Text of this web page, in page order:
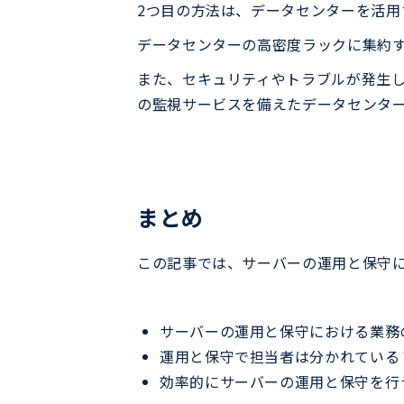
2つ目の方法は、データセンターを活
データセンターの高密度ラックに集約
また、セキュリティやトラブルが発生
の監視サービスを備えたデータセンタ
まとめ
この記事では、サーバーの運用と保守
サーバーの運用と保守における業
運用と保守で担当者は分かれている
効率的にサーバーの運用と保守を